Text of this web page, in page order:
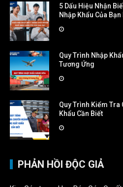
5 Dấu Hiệu Nhận
Nhập Khẩu Của Bạn
Quy Trình Nhập
Tương Ứng
Quy Trình Kiểm Tra
Khẩu Cần Biết
PHẢN HỒI ĐỘC GIẢ